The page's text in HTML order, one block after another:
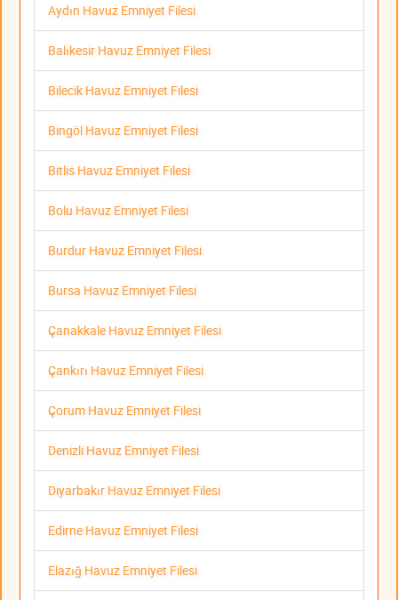
Aydın Havuz Emniyet Filesi
Balıkesir Havuz Emniyet Filesi
Bilecik Havuz Emniyet Filesi
Bingöl Havuz Emniyet Filesi
Bitlis Havuz Emniyet Filesi
Bolu Havuz Emniyet Filesi
Burdur Havuz Emniyet Filesi
Bursa Havuz Emniyet Filesi
Çanakkale Havuz Emniyet Filesi
Çankırı Havuz Emniyet Filesi
Çorum Havuz Emniyet Filesi
Denizli Havuz Emniyet Filesi
Diyarbakır Havuz Emniyet Filesi
Edirne Havuz Emniyet Filesi
Elazığ Havuz Emniyet Filesi